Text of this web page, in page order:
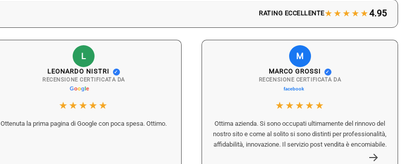
RATING ECCELLENTE★★★★★4.95
L
LEONARDO NISTRI ✓
RECENSIONE CERTIFICATA DA
★★★★★
Ottenuta la prima pagina di Google con poca spesa. Ottimo.
M
MARCO GROSSI ✓
RECENSIONE CERTIFICATA DA
★★★★★
Ottima azienda. Si sono occupati ultimamente del rinnovo del
nostro sito e come al solito si sono distinti per professionalità,
affidabilità, innovazione. Il servizio post vendita è encomiabile.